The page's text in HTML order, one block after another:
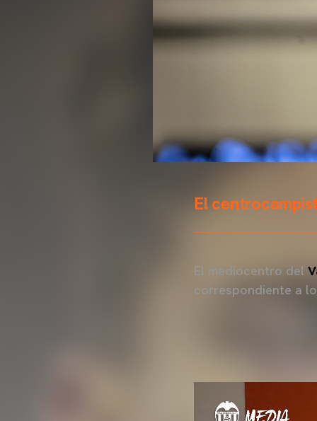
El
El mediocentro del
correspondiente a